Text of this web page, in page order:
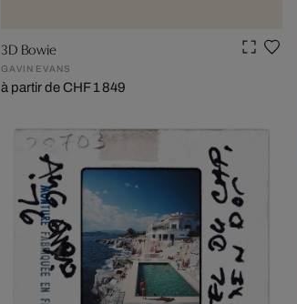
3D Bowie
GAVIN EVANS
à partir de CHF 1 849